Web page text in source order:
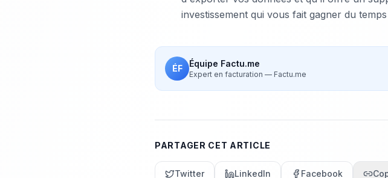
investissement qui vous fait gagner du
ÉF Équipe Factu.me
Expert en facturation — Factu.me
PARTAGER CET ARTICLE
Twitter LinkedIn Facebook